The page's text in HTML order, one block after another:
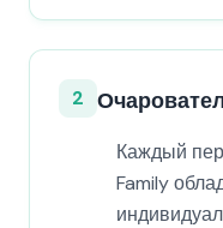
2
Каждый
Family